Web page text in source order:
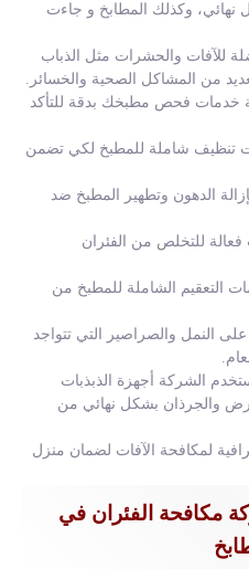
نهائي، وكذلك المطابخ و جاءت
للآفات والحشرات مثل الذباب
من المشاكل الصحية والخسائر.
خدمات فحص مطبخك بدقة للتأكد
تنظيف شاملة للمطبخ لكي تضمن
الدهون وتطهير المطبخ ضد
للتخلص من الفئران
التعقيم الشاملة للمطبخ من
على النمل والصراصير التي تتواجد
الشركة أجهزة الذبذبات
والجرذان بشكل نهائي من
لمكافحة الآفات لضمان منزل
مكافحة الفئران في